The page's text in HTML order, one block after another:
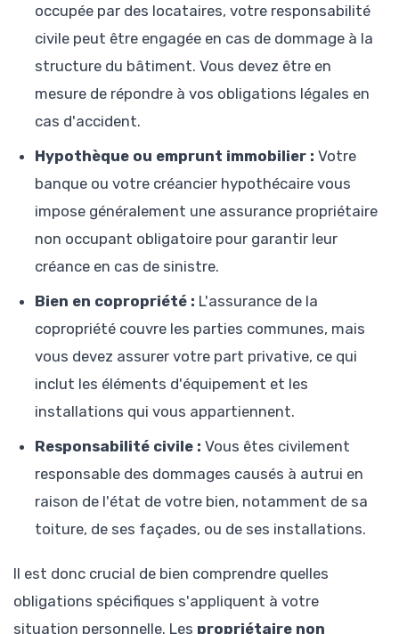
occupée par des locataires, votre responsabilité
civile peut être engagée en cas de dommage à la
structure du bâtiment. Vous devez être en
mesure de répondre à vos obligations légales en
cas d'accident.
Hypothèque ou emprunt immobilier : Votre
banque ou votre créancier hypothécaire vous
impose généralement une assurance propriétaire
non occupant obligatoire pour garantir leur
créance en cas de sinistre.
Bien en copropriété : L'assurance de la
copropriété couvre les parties communes, mais
vous devez assurer votre part privative, ce qui
inclut les éléments d'équipement et les
installations qui vous appartiennent.
Responsabilité civile : Vous êtes civilement
responsable des dommages causés à autrui en
raison de l'état de votre bien, notamment de sa
toiture, de ses façades, ou de ses installations.
Il est donc crucial de bien comprendre quelles
obligations spécifiques s'appliquent à votre
situation personnelle. Les propriétaire non